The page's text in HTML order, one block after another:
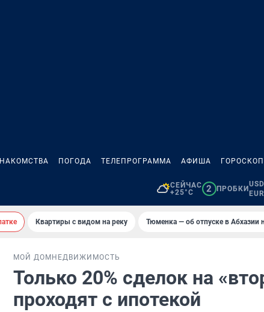
ПОГОДА ТЕЛЕПРОГРАММА АФИША ГОРОСКОП
СЕЙЧАС
+25°C
2 ПРОБКИ
Квартиры с видом на реку Тюменка — об отпуске в Абхазии
МОЙ ДОМ НЕДВИЖИМОСТЬ
Только 20% сделок на
проходят с ипотекой